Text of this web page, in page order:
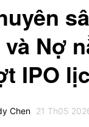
Nợ
IPO
Chen 21 Th05